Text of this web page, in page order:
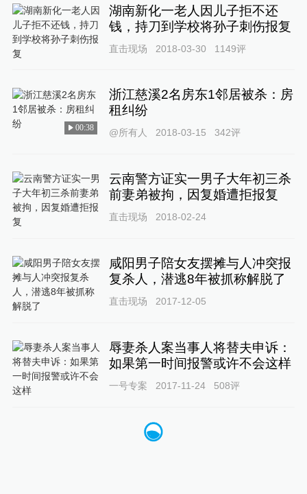
湖南新化一老人因儿子拒不还
钱，持刀到学校将孙子刺伤报复
直击现场 2018-03-30 1149评
00:38
浙江慈溪2名房东1邻居被杀：房
租纠纷
@所有人 2018-03-15 342评
云南警方证实一男子大年初三杀
前妻弟被拘，因复婚遭拒报复
直击现场 2018-02-24
咸阳男子陪女友摆摊与人冲突报
复杀人，潜逃8年被抓称解脱了
直击现场 2017-12-05
辱妻杀人案当事人将替夫申诉：
如果第一时间报警或许不会这样
一号专案 2017-11-24 508评